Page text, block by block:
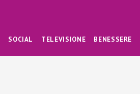
SOCIAL TELEVISIONE BENESSERE